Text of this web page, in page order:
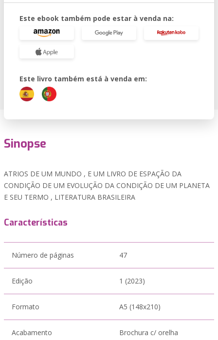
Este ebook também pode estar à venda na:
Este livro também está à venda em:
Sinopse
ATRIOS DE UM MUNDO , E UM LIVRO DE ESPAÇÃO DA
CONDIÇÃO DE UM EVOLUÇÃO DA CONDIÇÃO DE UM PLANETA
E SEU TERMO , LITERATURA BRASILEIRA
Características
Número de páginas 47
Edição 1 (2023)
Formato A5 (148x210)
Acabamento Brochura c/ orelha